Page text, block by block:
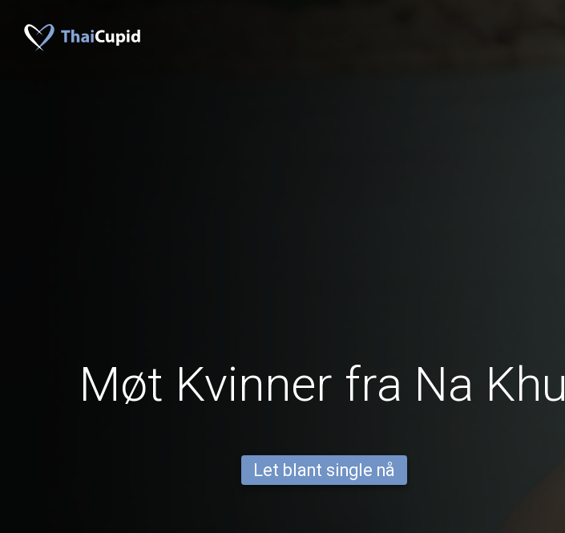
Møt Kvinner fra Na Khu
Let blant single nå